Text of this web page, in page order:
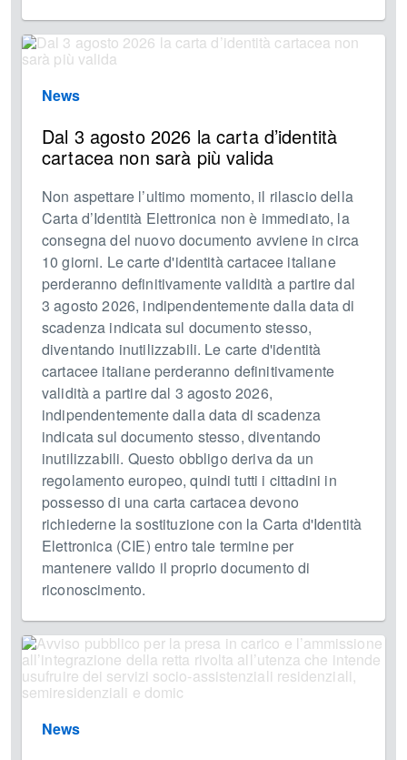
News
Dal 3 agosto 2026 la carta d’identità
cartacea non sarà più valida
Non aspettare l’ultimo momento, il rilascio della
Carta d’Identità Elettronica non è immediato, la
consegna del nuovo documento avviene in circa
10 giorni. Le carte d'identità cartacee italiane
perderanno definitivamente validità a partire dal
3 agosto 2026, indipendentemente dalla data di
scadenza indicata sul documento stesso,
diventando inutilizzabili. Le carte d'identità
cartacee italiane perderanno definitivamente
validità a partire dal 3 agosto 2026,
indipendentemente dalla data di scadenza
indicata sul documento stesso, diventando
inutilizzabili. Questo obbligo deriva da un
regolamento europeo, quindi tutti i cittadini in
possesso di una carta cartacea devono
richiederne la sostituzione con la Carta d'Identità
Elettronica (CIE) entro tale termine per
mantenere valido il proprio documento di
riconoscimento.
News